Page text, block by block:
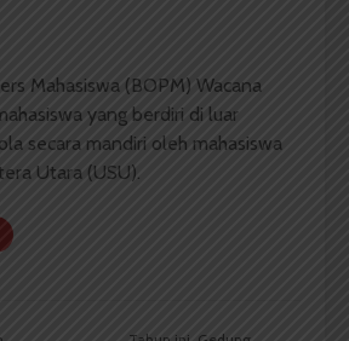
Mahasiswa (BOPM) Wacana
yang berdiri di luar
secara mandiri oleh mahasiswa
Utara (USU).